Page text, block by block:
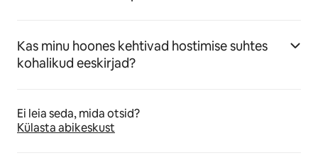
Kas minu hoones kehtivad hostimise suhtes
kohalikud eeskirjad?
Ei leia seda, mida otsid?
Külasta abikeskust